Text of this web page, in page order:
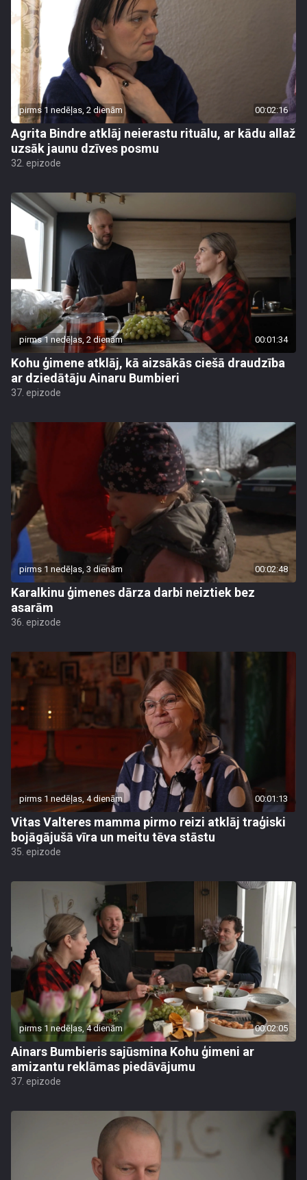
pirms 1 nedēļas, 2 dienām 00:02:16
Agrita Bindre atklāj neierastu rituālu, ar kādu allaž
uzsāk jaunu dzīves posmu
32. epizode
pirms 1 nedēļas, 2 dienām 00:01:34
Kohu ģimene atklāj, kā aizsākās ciešā draudzība
ar dziedātāju Ainaru Bumbieri
37. epizode
pirms 1 nedēļas, 3 dienām 00:02:48
Karalkinu ģimenes dārza darbi neiztiek bez
asarām
36. epizode
pirms 1 nedēļas, 4 dienām 00:01:13
Vitas Valteres mamma pirmo reizi atklāj traģiski
bojāgājušā vīra un meitu tēva stāstu
35. epizode
pirms 1 nedēļas, 4 dienām 00:02:05
Ainars Bumbieris sajūsmina Kohu ģimeni ar
amizantu reklāmas piedāvājumu
37. epizode